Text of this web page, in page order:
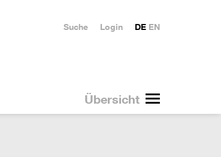
Übersicht
DE EN
Login
Suche